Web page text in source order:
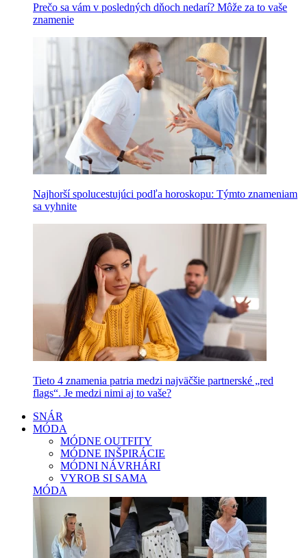
Prečo sa vám v posledných dňoch nedarí? Môže za to vaše
znamenie
Najhorší spolucestujúci podľa horoskopu: Týmto znameniam
sa vyhnite
Tieto 4 znamenia patria medzi najväčšie partnerské „red
flags“. Je medzi nimi aj to vaše?
SNÁR
MÓDA
MÓDNE OUTFITY
MÓDNE INŠPIRÁCIE
MÓDNI NÁVRHÁRI
VYROB SI SAMA
MÓDA